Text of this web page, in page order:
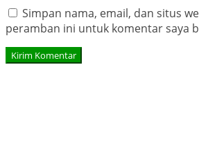
Simpan nama, email, dan situs
peramban ini untuk komentar saya